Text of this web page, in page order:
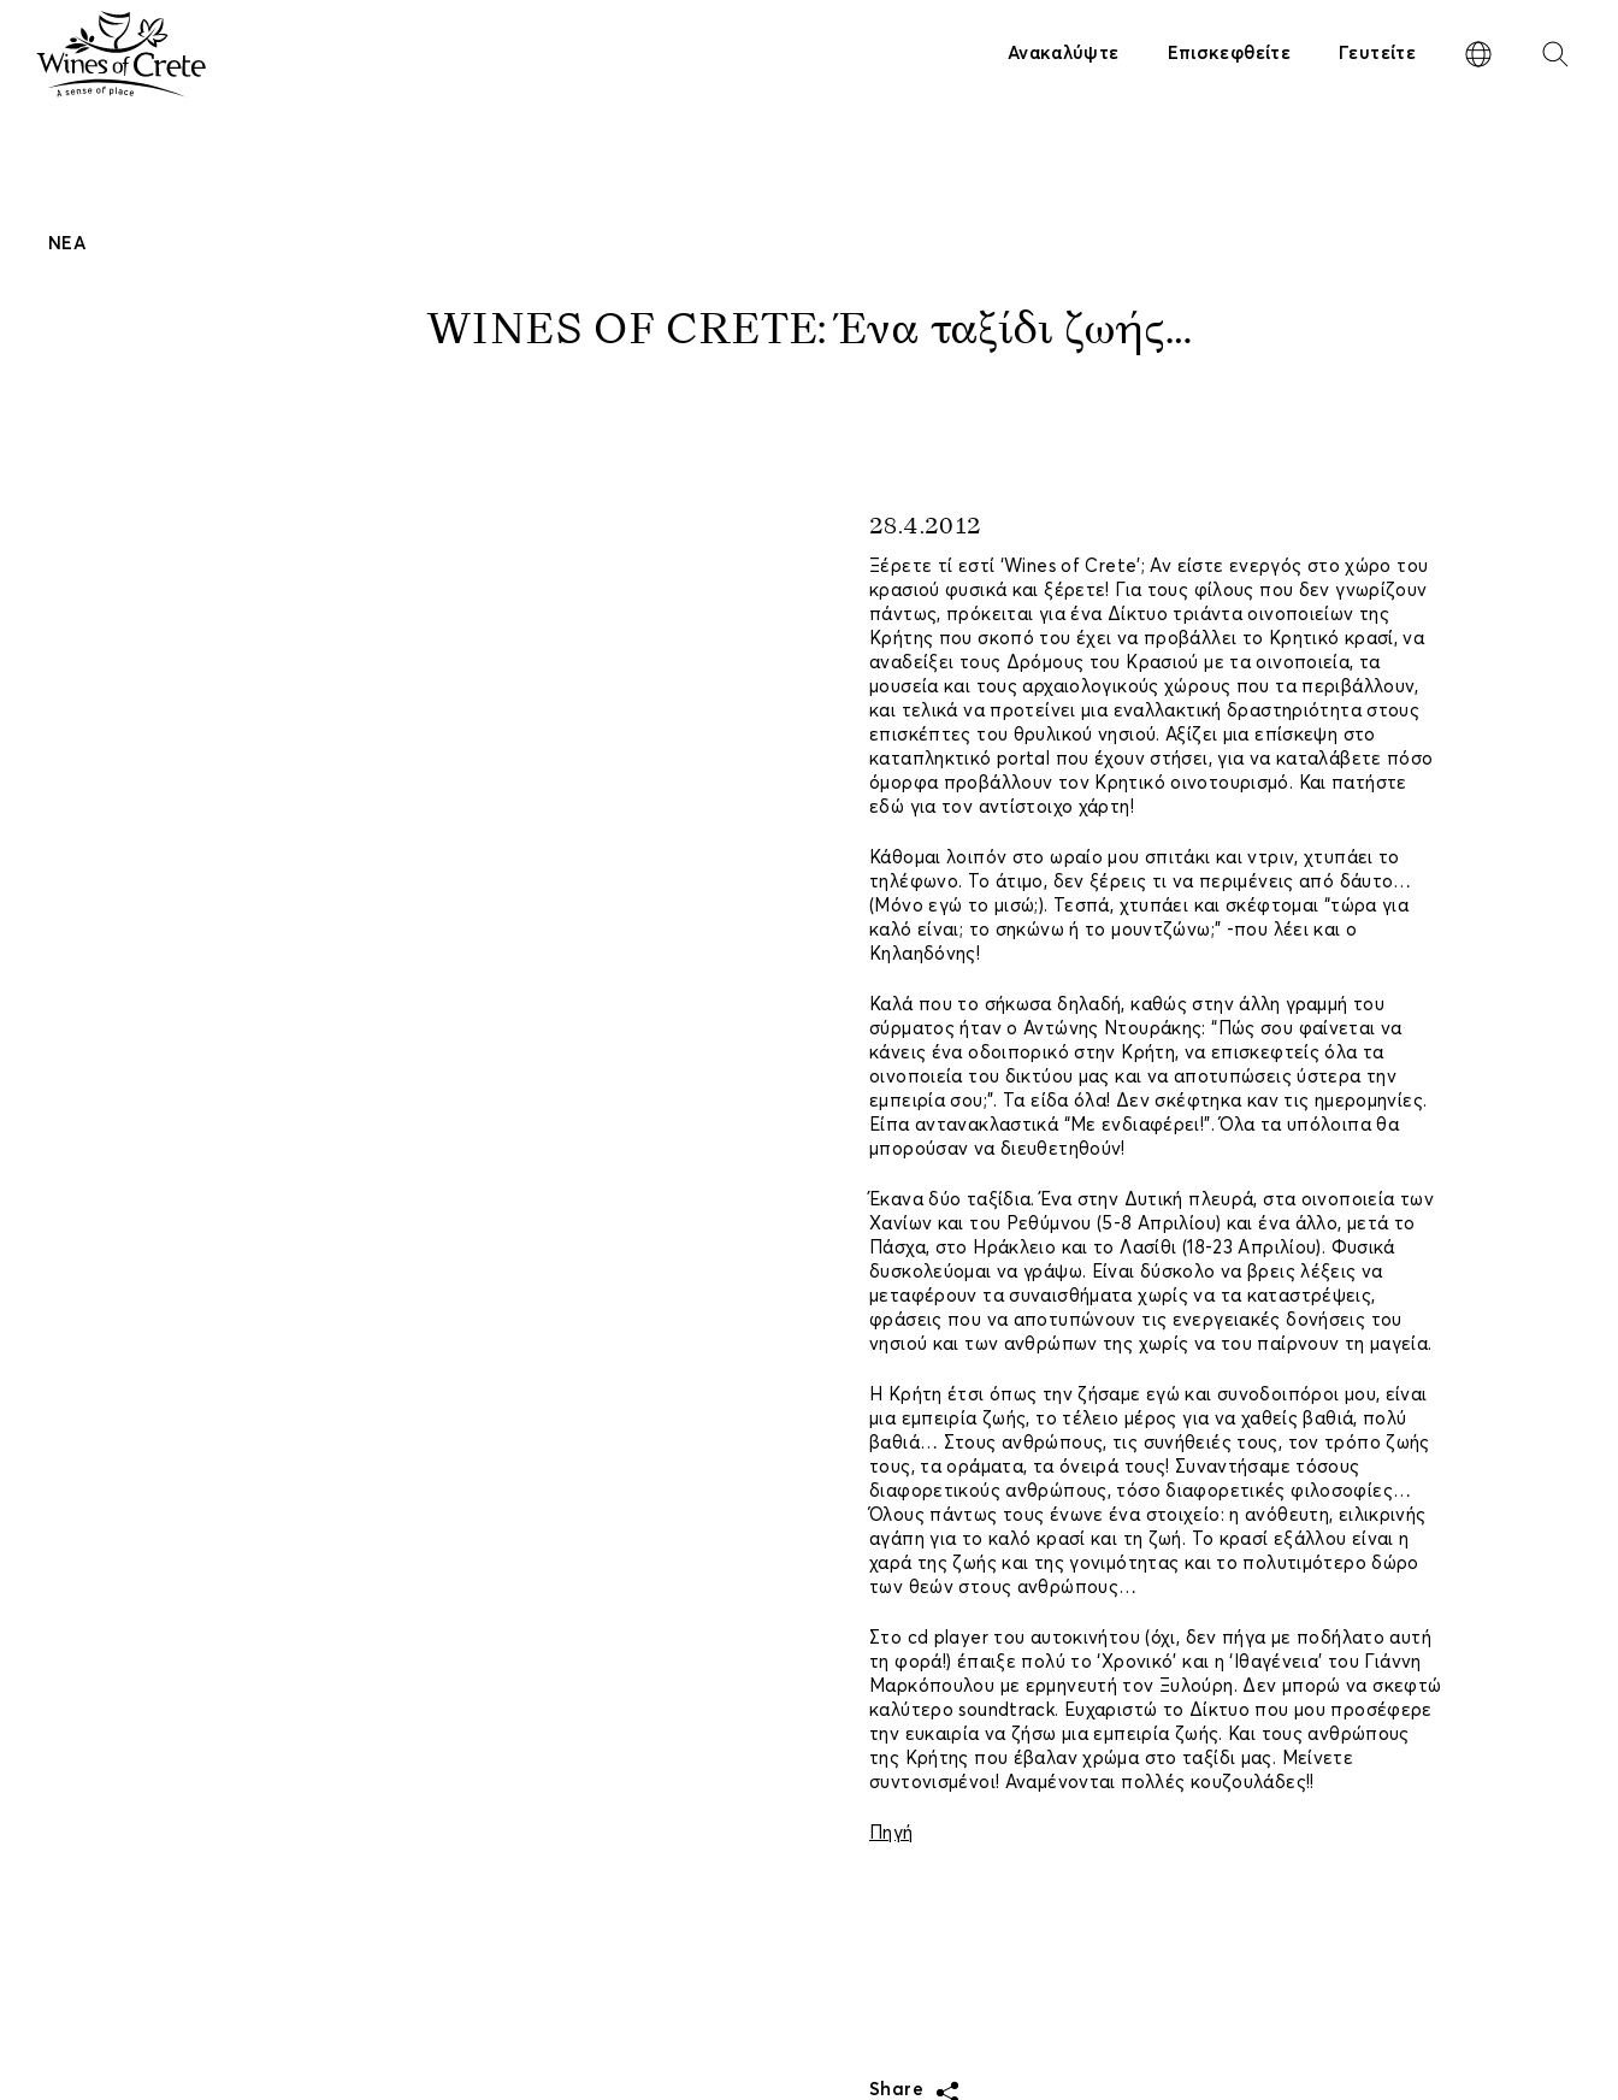
Ανακαλύψτε Επισκεφθείτε Γευτείτε
ΝΕΑ
WINES OF CRETE: Ένα ταξίδι ζωής…
28.4.2012
Ξέρετε τί εστί ‘Wines of Crete’; Αν είστε ενεργός στο χώρο του
κρασιού φυσικά και ξέρετε! Για τους φίλους που δεν γνωρίζουν
πάντως, πρόκειται για ένα Δίκτυο τριάντα οινοποιείων της
Κρήτης που σκοπό του έχει να προβάλλει το Κρητικό κρασί, να
αναδείξει τους Δρόμους του Κρασιού με τα οινοποιεία, τα
μουσεία και τους αρχαιολογικούς χώρους που τα περιβάλλουν,
και τελικά να προτείνει μια εναλλακτική δραστηριότητα στους
επισκέπτες του θρυλικού νησιού. Αξίζει μια επίσκεψη στο
καταπληκτικό portal που έχουν στήσει, για να καταλάβετε πόσο
όμορφα προβάλλουν τον Κρητικό οινοτουρισμό. Και πατήστε
εδώ για τον αντίστοιχο χάρτη!
Κάθομαι λοιπόν στο ωραίο μου σπιτάκι και ντριν, χτυπάει το
τηλέφωνο. Το άτιμο, δεν ξέρεις τι να περιμένεις από δάυτο…
(Μόνο εγώ το μισώ;). Τεσπά, χτυπάει και σκέφτομαι “τώρα για
καλό είναι; το σηκώνω ή το μουντζώνω;” -που λέει και ο
Κηλαηδόνης!
Καλά που το σήκωσα δηλαδή, καθώς στην άλλη γραμμή του
σύρματος ήταν ο Αντώνης Ντουράκης: “Πώς σου φαίνεται να
κάνεις ένα οδοιπορικό στην Κρήτη, να επισκεφτείς όλα τα
οινοποιεία του δικτύου μας και να αποτυπώσεις ύστερα την
εμπειρία σου;”. Τα είδα όλα! Δεν σκέφτηκα καν τις ημερομηνίες.
Είπα αντανακλαστικά “Με ενδιαφέρει!”. Όλα τα υπόλοιπα θα
μπορούσαν να διευθετηθούν!
Έκανα δύο ταξίδια. Ένα στην Δυτική πλευρά, στα οινοποιεία των
Χανίων και του Ρεθύμνου (5-8 Απριλίου) και ένα άλλο, μετά το
Πάσχα, στο Ηράκλειο και το Λασίθι (18-23 Απριλίου). Φυσικά
δυσκολεύομαι να γράψω. Είναι δύσκολο να βρεις λέξεις να
μεταφέρουν τα συναισθήματα χωρίς να τα καταστρέψεις,
φράσεις που να αποτυπώνουν τις ενεργειακές δονήσεις του
νησιού και των ανθρώπων της χωρίς να του παίρνουν τη μαγεία.
Η Κρήτη έτσι όπως την ζήσαμε εγώ και συνοδοιπόροι μου, είναι
μια εμπειρία ζωής, το τέλειο μέρος για να χαθείς βαθιά, πολύ
βαθιά… Στους ανθρώπους, τις συνήθειές τους, τον τρόπο ζωής
τους, τα οράματα, τα όνειρά τους! Συναντήσαμε τόσους
διαφορετικούς ανθρώπους, τόσο διαφορετικές φιλοσοφίες…
Όλους πάντως τους ένωνε ένα στοιχείο: η ανόθευτη, ειλικρινής
αγάπη για το καλό κρασί και τη ζωή. Το κρασί εξάλλου είναι η
χαρά της ζωής και της γονιμότητας και το πολυτιμότερο δώρο
των θεών στους ανθρώπους…
Στο cd player του αυτοκινήτου (όχι, δεν πήγα με ποδήλατο αυτή
τη φορά!) έπαιξε πολύ το ‘Χρονικό’ και η ‘Ιθαγένεια’ του Γιάννη
Μαρκόπουλου με ερμηνευτή τον Ξυλούρη. Δεν μπορώ να σκεφτώ
καλύτερο soundtrack. Ευχαριστώ το Δίκτυο που μου προσέφερε
την ευκαιρία να ζήσω μια εμπειρία ζωής. Και τους ανθρώπους
της Κρήτης που έβαλαν χρώμα στο ταξίδι μας. Μείνετε
συντονισμένοι! Αναμένονται πολλές κουζουλάδες!!
Πηγή
Share